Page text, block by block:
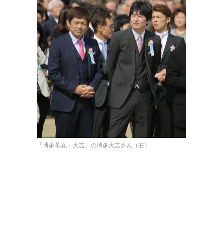
「博多華丸・大吉」の博多大吉さん（右）